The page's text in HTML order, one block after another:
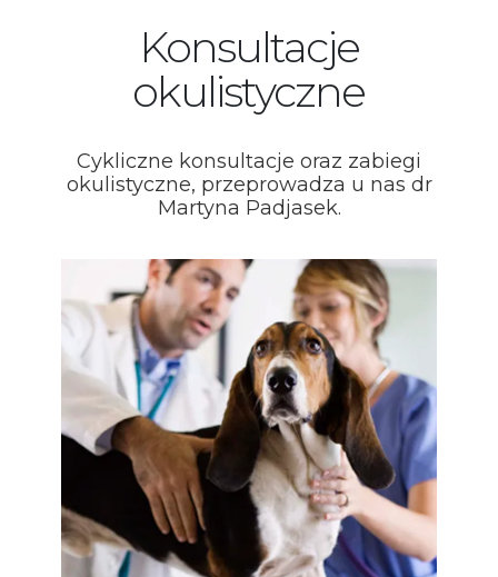
Konsultacje
okulistyczne
Cykliczne konsultacje oraz zabiegi
okulistyczne, przeprowadza u nas dr
Martyna Padjasek.